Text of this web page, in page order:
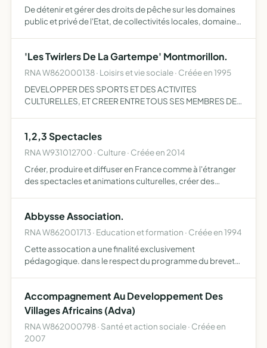
De détenir et gérer des droits de pêche sur les domaines
public et privé de l'Etat, de collectivités locales, domaines
'Les Twirlers De La Gartempe' Montmorillon.
RNA W862000138 · Loisirs et vie sociale · Créée en 1995
DEVELOPPER DES SPORTS ET DES ACTIVITES
CULTURELLES, ET CREER ENTRE TOUS SES MEMBRES DES
1,2,3 Spectacles
RNA W931012700 · Culture · Créée en 2014
Créer, produire et diffuser en France comme à l'étranger
des spectacles et animations culturelles, créer des
Abbysse Association.
RNA W862001713 · Education et formation · Créée en 1994
Cette assocation a une finalité exclusivement
pédagogique. dans le respect du programme du brevet
capaci…
Accompagnement Au Developpement Des
Villages Africains (Adva)
RNA W862000798 · Santé et action sociale · Créée en
2007